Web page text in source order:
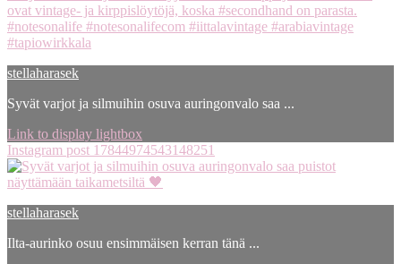
stellaharasek
Syvät varjot ja silmuihin osuva auringonvalo saa ...
Link to display lightbox
Instagram post 17844974543148251
stellaharasek
Ilta-aurinko osuu ensimmäisen kerran tänä ...